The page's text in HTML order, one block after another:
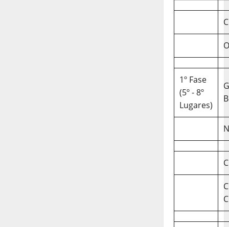
1º Fase
(5º - 8º
Lugares)
B
C